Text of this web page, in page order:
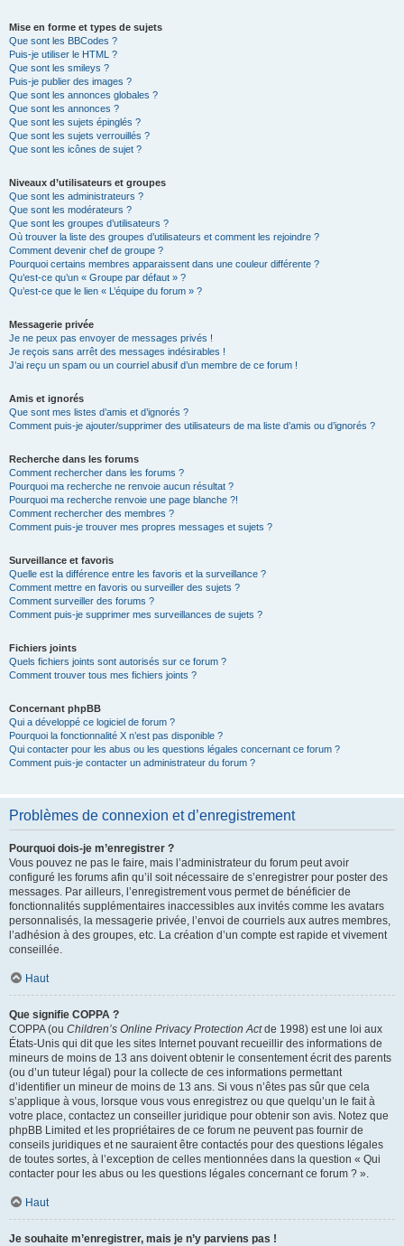
Mise en forme et types de sujets
Que sont les BBCodes ?
Puis-je utiliser le HTML ?
Que sont les smileys ?
Puis-je publier des images ?
Que sont les annonces globales ?
Que sont les annonces ?
Que sont les sujets épinglés ?
Que sont les sujets verrouillés ?
Que sont les icônes de sujet ?
Niveaux d’utilisateurs et groupes
Que sont les administrateurs ?
Que sont les modérateurs ?
Que sont les groupes d’utilisateurs ?
Où trouver la liste des groupes d’utilisateurs et comment les rejoindre ?
Comment devenir chef de groupe ?
Pourquoi certains membres apparaissent dans une couleur différente ?
Qu’est-ce qu’un « Groupe par défaut » ?
Qu’est-ce que le lien « L’équipe du forum » ?
Messagerie privée
Je ne peux pas envoyer de messages privés !
Je reçois sans arrêt des messages indésirables !
J’ai reçu un spam ou un courriel abusif d’un membre de ce forum !
Amis et ignorés
Que sont mes listes d’amis et d’ignorés ?
Comment puis-je ajouter/supprimer des utilisateurs de ma liste d’amis ou d’ignorés ?
Recherche dans les forums
Comment rechercher dans les forums ?
Pourquoi ma recherche ne renvoie aucun résultat ?
Pourquoi ma recherche renvoie une page blanche ?!
Comment rechercher des membres ?
Comment puis-je trouver mes propres messages et sujets ?
Surveillance et favoris
Quelle est la différence entre les favoris et la surveillance ?
Comment mettre en favoris ou surveiller des sujets ?
Comment surveiller des forums ?
Comment puis-je supprimer mes surveillances de sujets ?
Fichiers joints
Quels fichiers joints sont autorisés sur ce forum ?
Comment trouver tous mes fichiers joints ?
Concernant phpBB
Qui a développé ce logiciel de forum ?
Pourquoi la fonctionnalité X n’est pas disponible ?
Qui contacter pour les abus ou les questions légales concernant ce forum ?
Comment puis-je contacter un administrateur du forum ?
Problèmes de connexion et d’enregistrement
Pourquoi dois-je m’enregistrer ?
Vous pouvez ne pas le faire, mais l’administrateur du forum peut avoir
configuré les forums afin qu’il soit nécessaire de s’enregistrer pour poster des
messages. Par ailleurs, l’enregistrement vous permet de bénéficier de
fonctionnalités supplémentaires inaccessibles aux invités comme les avatars
personnalisés, la messagerie privée, l’envoi de courriels aux autres membres,
l’adhésion à des groupes, etc. La création d’un compte est rapide et vivement
conseillée.
Haut
Que signifie COPPA ?
COPPA (ou Children’s Online Privacy Protection Actde 1998) est une loi aux
États-Unis qui dit que les sites Internet pouvant recueillir des informations de
mineurs de moins de 13 ans doivent obtenir le consentement écrit des parents
(ou d’un tuteur légal) pour la collecte de ces informations permettant
d’identifier un mineur de moins de 13 ans. Si vous n’êtes pas sûr que cela
s’applique à vous, lorsque vous vous enregistrez ou que quelqu’un le fait à
votre place, contactez un conseiller juridique pour obtenir son avis. Notez que
phpBB Limited et les propriétaires de ce forum ne peuvent pas fournir de
conseils juridiques et ne sauraient être contactés pour des questions légales
de toutes sortes, à l’exception de celles mentionnées dans la question « Qui
contacter pour les abus ou les questions légales concernant ce forum ? ».
Haut
Je souhaite m’enregistrer, mais je n’y parviens pas !